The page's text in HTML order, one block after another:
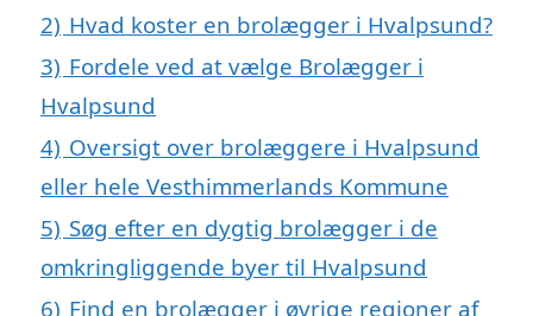
2) Hvad koster en brolægger i Hvalpsund?
3) Fordele ved at vælge Brolægger i
Hvalpsund
4) Oversigt over brolæggere i Hvalpsund
eller hele Vesthimmerlands Kommune
5) Søg efter en dygtig brolægger i de
omkringliggende byer til Hvalpsund
6) Find en brolægger i øvrige regioner af